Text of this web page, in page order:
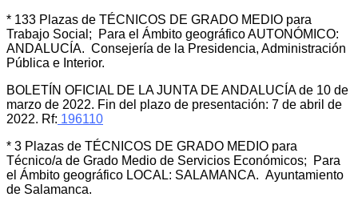
* 133 Plazas de TÉCNICOS DE GRADO MEDIO para
Trabajo Social; Para el Ámbito geográfico AUTONÓMICO:
ANDALUCÍA. Consejería de la Presidencia, Administración
Pública e Interior.
BOLETÍN OFICIAL DE LA JUNTA DE ANDALUCÍA de 10 de
marzo de 2022. Fin del plazo de presentación: 7 de abril de
2022. Rf: 196110
* 3 Plazas de TÉCNICOS DE GRADO MEDIO para
Técnico/a de Grado Medio de Servicios Económicos; Para
el Ámbito geográfico LOCAL: SALAMANCA. Ayuntamiento
de Salamanca.